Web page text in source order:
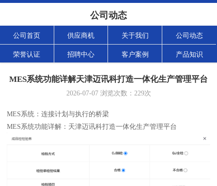
公司动态
公司首页 供应商机 关于我们 公司动态
荣誉认证 招聘中心 客户案例 产品知识
MES系统功能详解天津迈讯科打造一体化生产管理平台
2026-07-07浏览次数： 229次
MES系统：连接计划与执行的桥梁
MES系统功能详解：天津迈讯科打造一体化生产管理平台